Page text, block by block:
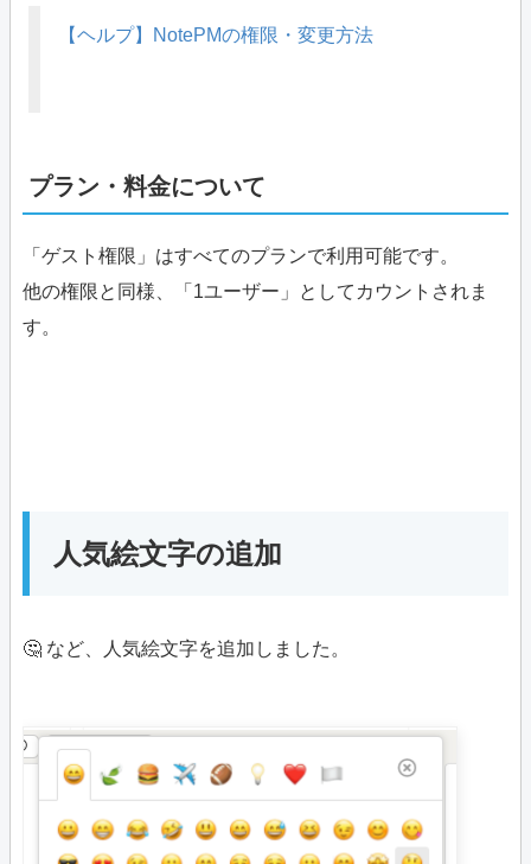
【ヘルプ】NotePMの権限・変更方法
プラン・料金について
「ゲスト権限」はすべてのプランで利用可能です。
他の権限と同様、「1ユーザー」としてカウントされま
す。
人気絵文字の追加
🤔 など、人気絵文字を追加しました。